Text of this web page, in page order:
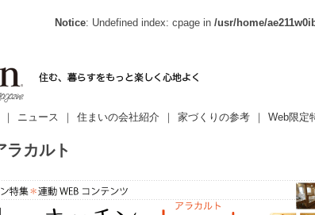
Notice: Undefined index: cpage in /usr/home/
｜ ニュース ｜ 住まいの会社紹介 ｜ 家づくりの参考 ｜ Web限定
ラカルト